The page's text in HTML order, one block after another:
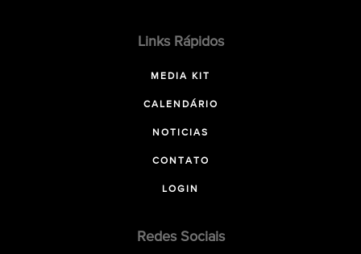
Links Rápidos
MEDIA KIT
CALENDÁRIO
NOTICIAS
CONTATO
LOGIN
Redes Sociais